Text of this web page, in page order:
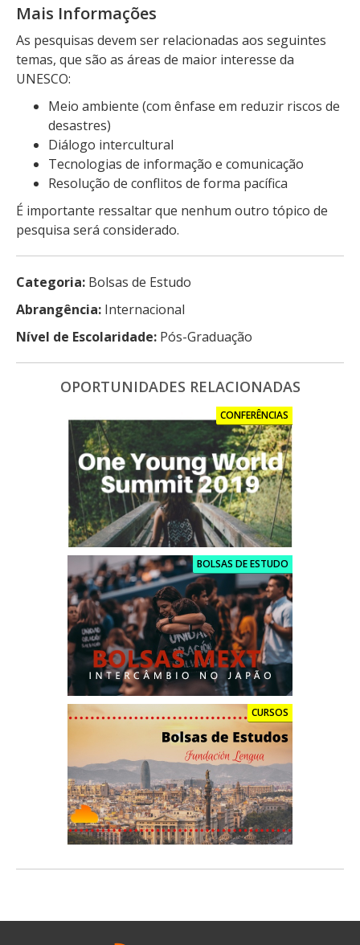
Mais Informações
As pesquisas devem ser relacionadas aos seguintes
temas, que são as áreas de maior interesse da
UNESCO:
Meio ambiente (com ênfase em reduzir riscos de
desastres)
Diálogo intercultural
Tecnologias de informação e comunicação
Resolução de conflitos de forma pacífica
É importante ressaltar que nenhum outro tópico de
pesquisa será considerado.
Categoria: Bolsas de Estudo
Abrangência: Internacional
Nível de Escolaridade: Pós-Graduação
OPORTUNIDADES RELACIONADAS
CONFERÊNCIAS
BOLSAS DE ESTUDO
CURSOS